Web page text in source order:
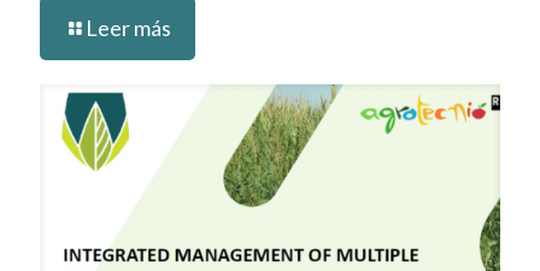
Leer más